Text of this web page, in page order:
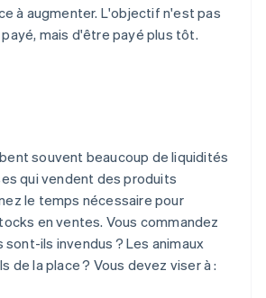
à augmenter. L'objectif n'est pas
mais d'être payé plus tôt.
souvent beaucoup de liquidités
qui vendent des produits
le temps nécessaire pour
en ventes. Vous commandez
sont-ils invendus ? Les animaux
de la place ? Vous devez viser à :